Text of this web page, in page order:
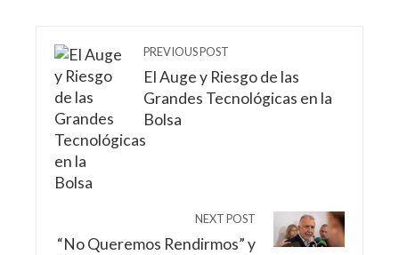
PREVIOUS POST
El Auge y Riesgo de las
Grandes Tecnológicas en la
Bolsa
NEXT POST
“No Queremos Rendirmos” y